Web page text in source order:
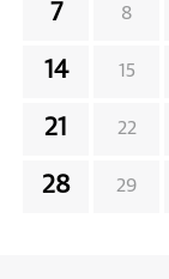
7 8
14 15
21 22
28 29